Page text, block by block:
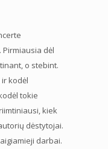
dėl
o stebint.
kodėl
tokie
kiek
dėstytojai.
darbai.